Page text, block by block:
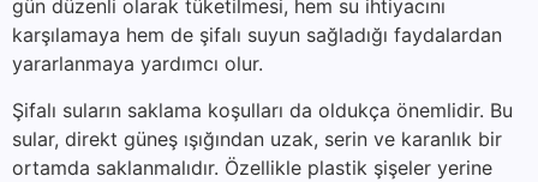
gün düzenli olarak tüketilmesi, hem su ihtiyacını
karşılamaya hem de şifalı suyun sağladığı faydalardan
yararlanmaya yardımcı olur.
Şifalı suların saklama koşulları da oldukça önemlidir. Bu
sular, direkt güneş ışığından uzak, serin ve karanlık bir
ortamda saklanmalıdır. Özellikle plastik şişeler yerine